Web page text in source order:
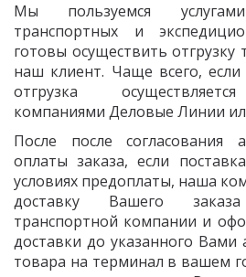
Мы пользуемся
транспортных и
готовы осуществить
наш клиент. Чаще всего,
отгрузка
компаниями Деловые Линии
После после согласования
оплаты заказа, если
условиях предоплаты, наша
доставку Вашего
транспортной компании и
доставки до указанного Вами
товара на терминал в вашем